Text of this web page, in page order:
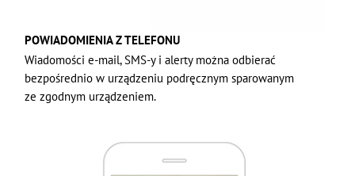
POWIADOMIENIA Z TELEFONU
Wiadomości e-mail, SMS-y i alerty można odbierać
bezpośrednio w urządzeniu podręcznym sparowanym
ze zgodnym urządzeniem.